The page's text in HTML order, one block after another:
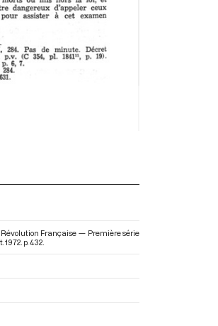
Française — Première série
p. 432.